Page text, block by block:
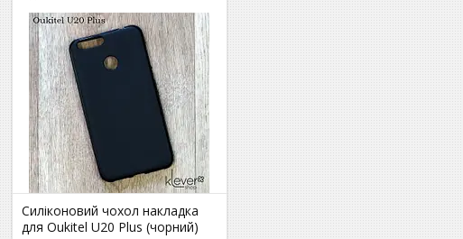
Силіконовий чохол накладка
для Oukitel U20 Plus (чорний)